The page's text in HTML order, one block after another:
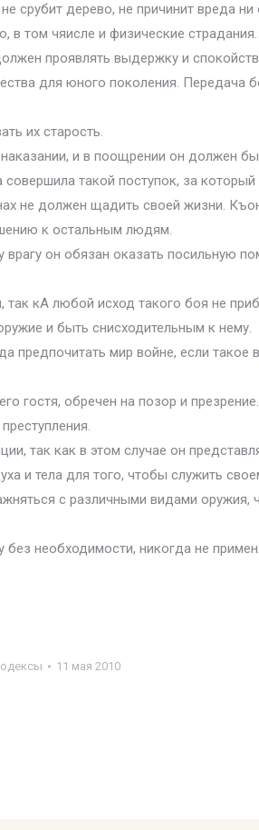
срубит дерево, не причинит вреда
в том чяисле и физические страдания.
проявлять выдержку и
для юного поколения. Передача
их старость.
и в поощрении он должен
такой поступок, за
не должен щадить своей жизни.
к остальным людям.
он обязан оказать посильную
кА любой исход такого боя не
и быть снисходительным к нему.
мир войне, если
гостя, обречен на позор и
так как в этом случае он
и тела для того, чтобы служить
с различными видами
необходимости, никогда не
11 мая 2010